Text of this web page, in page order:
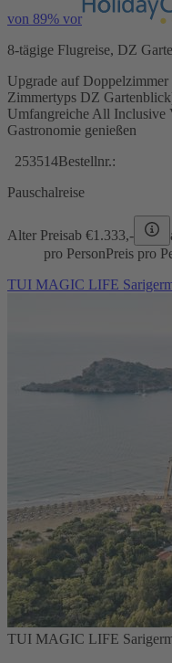
von 89% vor
8-tägige Flugreise, DZ
Upgrade auf
Zimmertyps DZ
Umfangreiche All Inclusive
Gastronomie genießen
253514Bestellnr.:
Pauschalreise
Alter Preisab €1.333,-
pro PersonPreis pro
TUI MAGIC LIFE
TUI MAGIC LIFE